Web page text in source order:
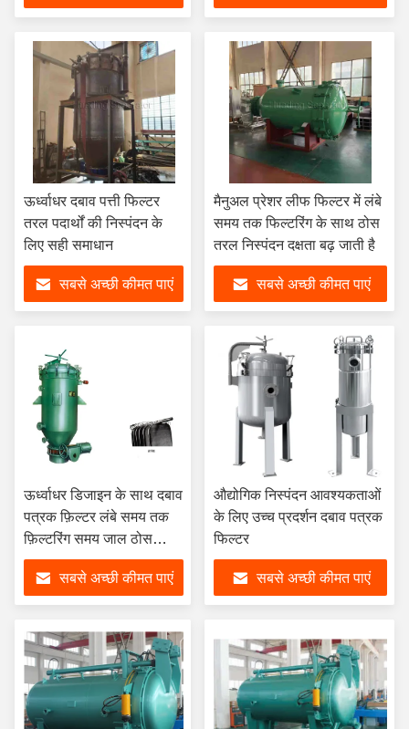
ऊर्ध्वाधर दबाव पत्ती फिल्टर
तरल पदार्थों की निस्पंदन के
लिए सही समाधान
सबसे अच्छी कीमत पाएं
मैनुअल प्रेशर लीफ फिल्टर में लंबे
समय तक फिल्टरिंग के साथ ठोस
तरल निस्पंदन दक्षता बढ़ जाती है
सबसे अच्छी कीमत पाएं
ऊर्ध्वाधर डिजाइन के साथ दबाव
पत्रक फ़िल्टर लंबे समय तक
फ़िल्टरिंग समय जाल ठोस
अशुद्धियों की उच्च मात्रा
सबसे अच्छी कीमत पाएं
औद्योगिक निस्पंदन आवश्यकताओं
के लिए उच्च प्रदर्शन दबाव पत्रक
फिल्टर
सबसे अच्छी कीमत पाएं